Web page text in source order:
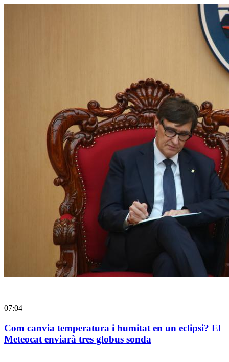
07:04
Com canvia temperatura i humitat en un eclipsi? El
Meteocat enviarà tres globus sonda